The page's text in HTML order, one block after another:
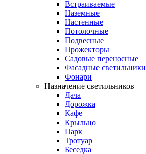
Встраиваемые
Наземные
Настенные
Потолочные
Подвесные
Прожекторы
Садовые переносные
Фасадные светильники
Фонари
Назначение светильников
Дача
Дорожка
Кафе
Крыльцо
Парк
Тротуар
Беседка